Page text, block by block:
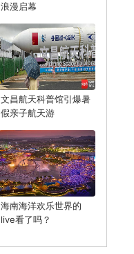
浪漫启幕
文昌航天科普馆引爆暑
假亲子航天游
海南海洋欢乐世界的
live看了吗？